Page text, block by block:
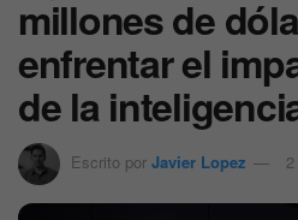
millones de
enfrentar el
de la
Escrito por Javier Lopez